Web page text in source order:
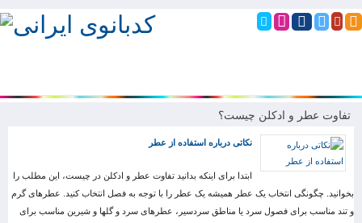
تفاوت عطر و ادکلن چیست؟
نکاتی درباره استفاده از عطر
ابتدا برای اینکه بدانید تفاوت عطر و ادکلن در چیست، این مطلب را
بخوانید. چگونگی انتخاب یک عطر همیشه یک عطر را با توجه به فصل انتخاب کنید. عطرهای گرم
و تند مناسب برای فصول سرد یا مناطق سردسیر، عطرهای سرد و گلها و شیرین مناسب برای